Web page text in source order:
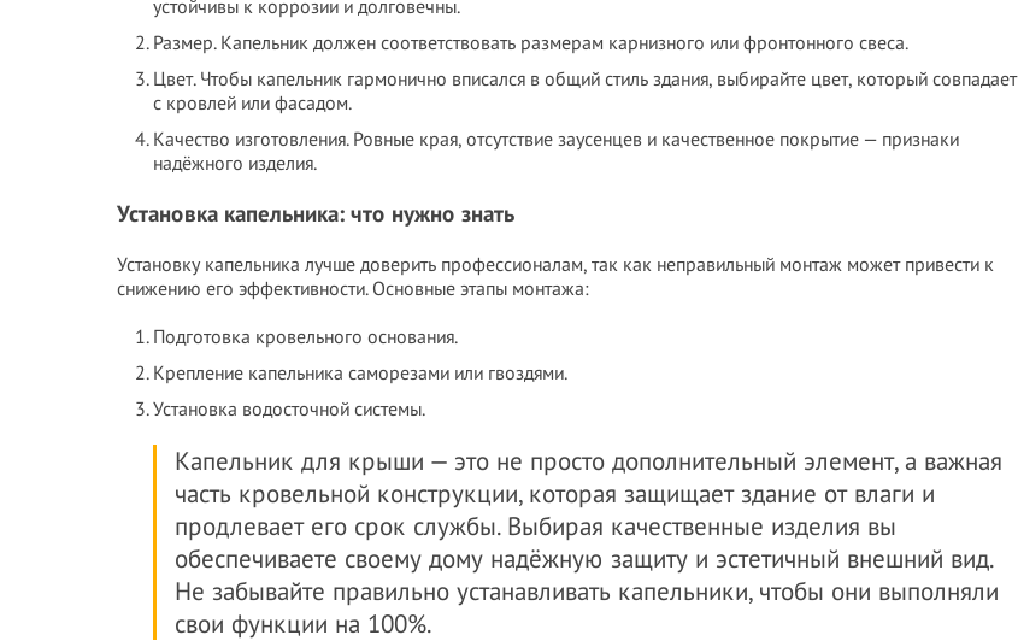
устойчивы к коррозии и долговечны.
Размер. Капельник должен соответствовать размерам карнизного или фронтонного свеса.
Цвет. Чтобы капельник гармонично вписался в общий стиль здания, выбирайте цвет, который совпадает
с кровлей или фасадом.
Качество изготовления. Ровные края, отсутствие заусенцев и качественное покрытие — признаки
надёжного изделия.
Установка капельника: что нужно знать
Установку капельника лучше доверить профессионалам, так как неправильный монтаж может привести к
снижению его эффективности. Основные этапы монтажа:
Подготовка кровельного основания.
Крепление капельника саморезами или гвоздями.
Установка водосточной системы.
Капельник для крыши — это не просто дополнительный элемент, а важная
часть кровельной конструкции, которая защищает здание от влаги и
продлевает его срок службы. Выбирая качественные изделия вы
обеспечиваете своему дому надёжную защиту и эстетичный внешний вид.
Не забывайте правильно устанавливать капельники, чтобы они выполняли
свои функции на 100%.